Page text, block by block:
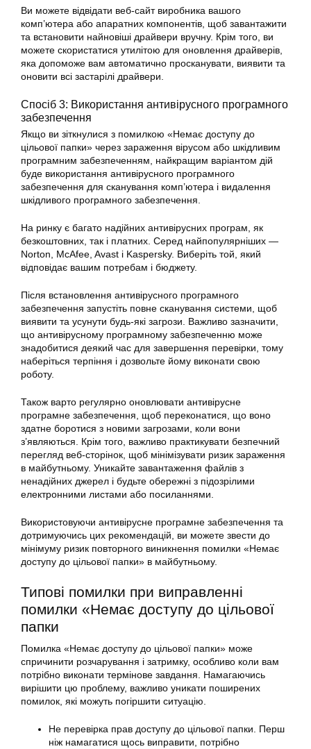
Ви можете відвідати веб-сайт виробника вашого
комп’ютера або апаратних компонентів, щоб завантажити
та встановити найновіші драйвери вручну. Крім того, ви
можете скористатися утилітою для оновлення драйверів,
яка допоможе вам автоматично просканувати, виявити та
оновити всі застарілі драйвери.
Спосіб 3: Використання антивірусного програмного
забезпечення
Якщо ви зіткнулися з помилкою «Немає доступу до
цільової папки» через зараження вірусом або шкідливим
програмним забезпеченням, найкращим варіантом дій
буде використання антивірусного програмного
забезпечення для сканування комп’ютера і видалення
шкідливого програмного забезпечення.
На ринку є багато надійних антивірусних програм, як
безкоштовних, так і платних. Серед найпопулярніших —
Norton, McAfee, Avast і Kaspersky. Виберіть той, який
відповідає вашим потребам і бюджету.
Після встановлення антивірусного програмного
забезпечення запустіть повне сканування системи, щоб
виявити та усунути будь-які загрози. Важливо зазначити,
що антивірусному програмному забезпеченню може
знадобитися деякий час для завершення перевірки, тому
наберіться терпіння і дозвольте йому виконати свою
роботу.
Також варто регулярно оновлювати антивірусне
програмне забезпечення, щоб переконатися, що воно
здатне боротися з новими загрозами, коли вони
з’являються. Крім того, важливо практикувати безпечний
перегляд веб-сторінок, щоб мінімізувати ризик зараження
в майбутньому. Уникайте завантаження файлів з
ненадійних джерел і будьте обережні з підозрілими
електронними листами або посиланнями.
Використовуючи антивірусне програмне забезпечення та
дотримуючись цих рекомендацій, ви можете звести до
мінімуму ризик повторного виникнення помилки «Немає
доступу до цільової папки» в майбутньому.
Типові помилки при виправленні
помилки «Немає доступу до цільової
папки
Помилка «Немає доступу до цільової папки» може
спричинити розчарування і затримку, особливо коли вам
потрібно виконати термінове завдання. Намагаючись
вирішити цю проблему, важливо уникати поширених
помилок, які можуть погіршити ситуацію.
Не перевірка прав доступу до цільової папки. Перш
ніж намагатися щось виправити, потрібно